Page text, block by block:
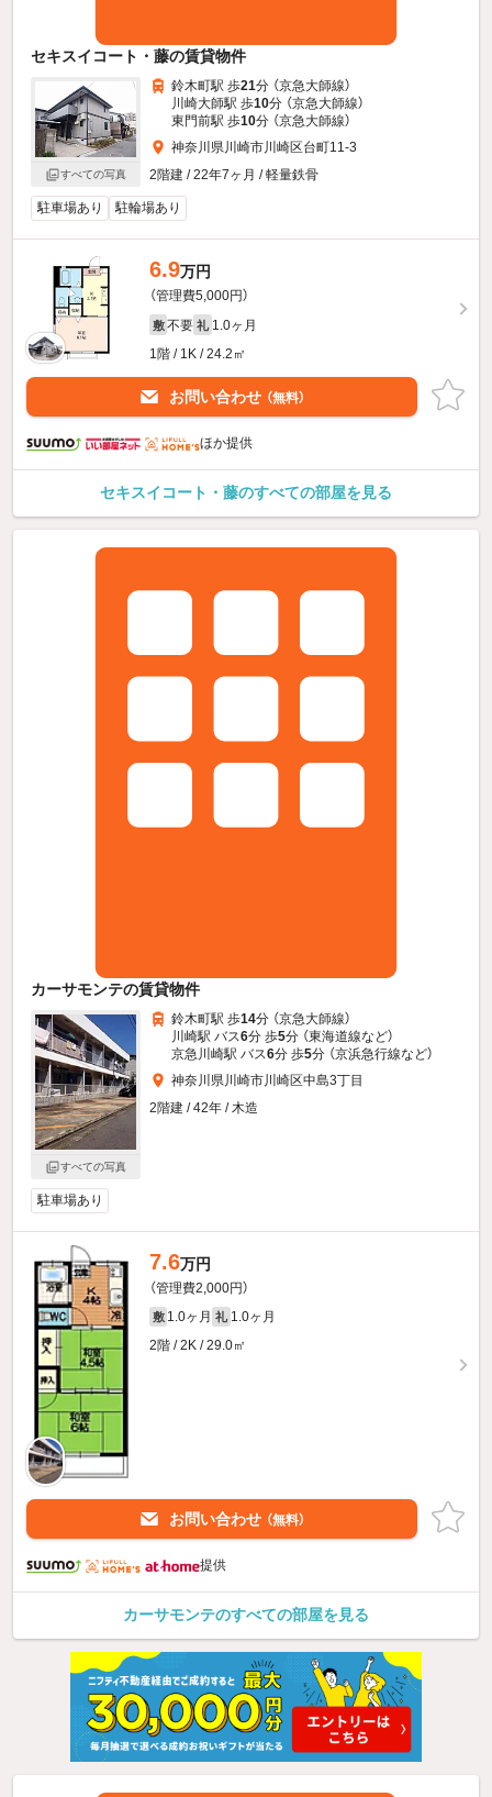
セキスイコート・藤の賃貸物件
すべての写真
鈴木町駅 歩21分 （京急大師線）
川崎大師駅 歩10分 （京急大師線）
東門前駅 歩10分 （京急大師線）
神奈川県川崎市川崎区台町11-3
2階建 / 22年7ヶ月 / 軽量鉄骨
駐車場あり 駐輪場あり
6.9万円
（管理費5,000円）
敷 不要 礼 1.0ヶ月
1階 / 1K / 24.2㎡
お問い合わせ （無料）
ほか提供
セキスイコート・藤のすべての部屋を見る
カーサモンテの賃貸物件
すべての写真
鈴木町駅 歩14分 （京急大師線）
川崎駅 バス6分 歩5分 （東海道線など）
京急川崎駅 バス6分 歩5分 （京浜急行線など）
神奈川県川崎市川崎区中島3丁目
2階建 / 42年 / 木造
駐車場あり
7.6万円
（管理費2,000円）
敷 1.0ヶ月 礼 1.0ヶ月
2階 / 2K / 29.0㎡
お問い合わせ （無料）
提供
カーサモンテのすべての部屋を見る